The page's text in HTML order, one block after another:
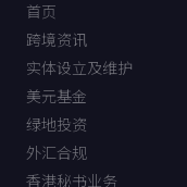
首页
跨境资讯
实体设立及维护
美元基金
绿地投资
外汇合规
香港秘书业务